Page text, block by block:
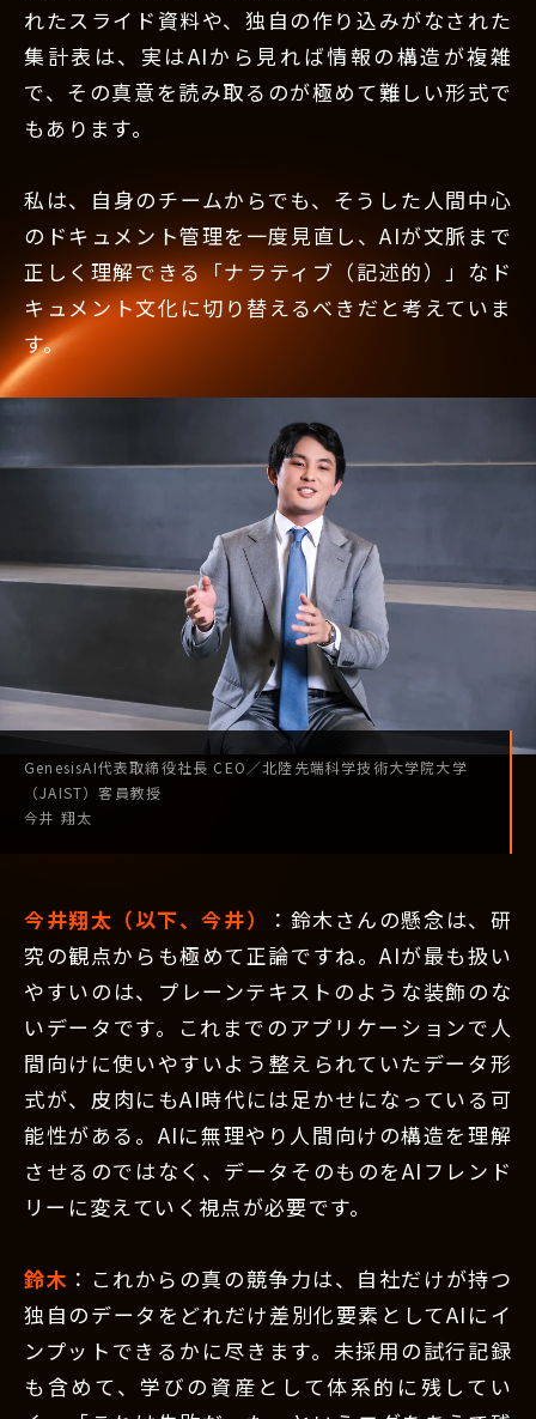
れたスライド資料や、独自の作り込みがなされた
集計表は、実はAIから見れば情報の構造が複雑
で、その真意を読み取るのが極めて難しい形式で
もあります。
私は、自身のチームからでも、そうした人間中心
のドキュメント管理を一度見直し、AIが文脈まで
正しく理解できる「ナラティブ（記述的）」なド
キュメント文化に切り替えるべきだと考えていま
す。
GenesisAI代表取締役社長 CEO／北陸先端科学技術大学院大学
（JAIST）客員教授
今井 翔太
今井翔太（以下、今井）
：鈴木さんの懸念は、研
究の観点からも極めて正論ですね。AIが最も扱い
やすいのは、プレーンテキストのような装飾のな
いデータです。これまでのアプリケーションで人
間向けに使いやすいよう整えられていたデータ形
式が、皮肉にもAI時代には足かせになっている可
能性がある。AIに無理やり人間向けの構造を理解
させるのではなく、データそのものをAIフレンド
リーに変えていく視点が必要です。
鈴木 ：これからの真の競争力は、自社だけが持つ
独自のデータをどれだけ差別化要素としてAIにイ
ンプットできるかに尽きます。未採用の試行記録
も含めて、学びの資産として体系的に残してい